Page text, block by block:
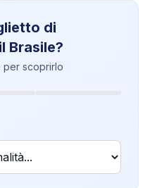
di
Brasile?
per scoprirlo